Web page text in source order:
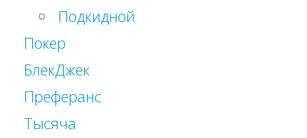
Подкидной
Покер
БлекДжек
Преферанс
Тысяча